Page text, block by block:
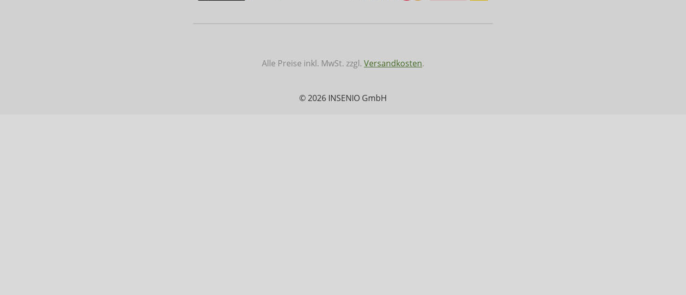
Alle Preise inkl. MwSt. zzgl. Versandkosten.
© 2026 INSENIO GmbH